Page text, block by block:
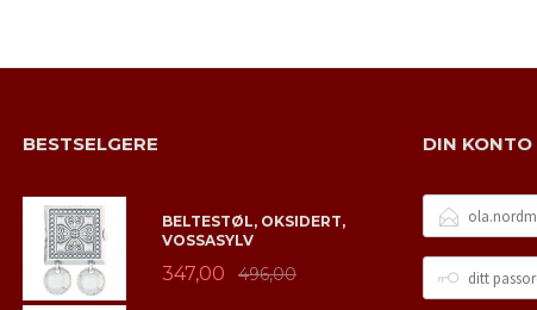
BESTSELGERE
BELTESTØL, OKSIDERT,
VOSSASYLV
347,00 496,00
DIN KONTO
POSTADRESSE
PASSORD